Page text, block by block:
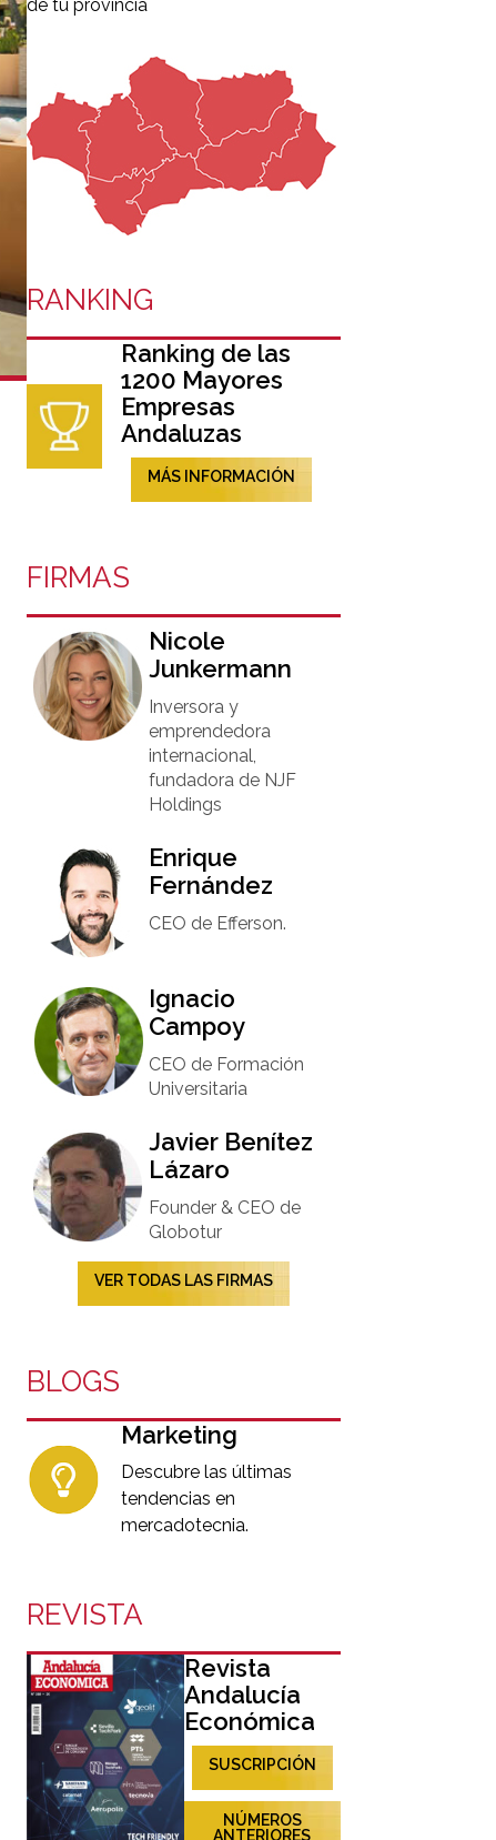
de tu provincia
RANKING
Ranking de las
1200 Mayores
Empresas
Andaluzas
MÁS INFORMACIÓN
FIRMAS
Nicole
Junkermann​
Inversora y
emprendedora
internacional,
fundadora de NJF
Holdings
Enrique
Fernández
CEO de Efferson.
Ignacio
Campoy​
CEO de Formación
Universitaria​
Javier Benítez
Lázaro
Founder & CEO de
Globotur​
VER TODAS LAS FIRMAS
BLOGS
Marketing
Descubre las últimas
tendencias en
mercadotecnia.
REVISTA
Revista
Andalucía
Económica
SUSCRIPCIÓN
NÚMEROS
ANTERIORES